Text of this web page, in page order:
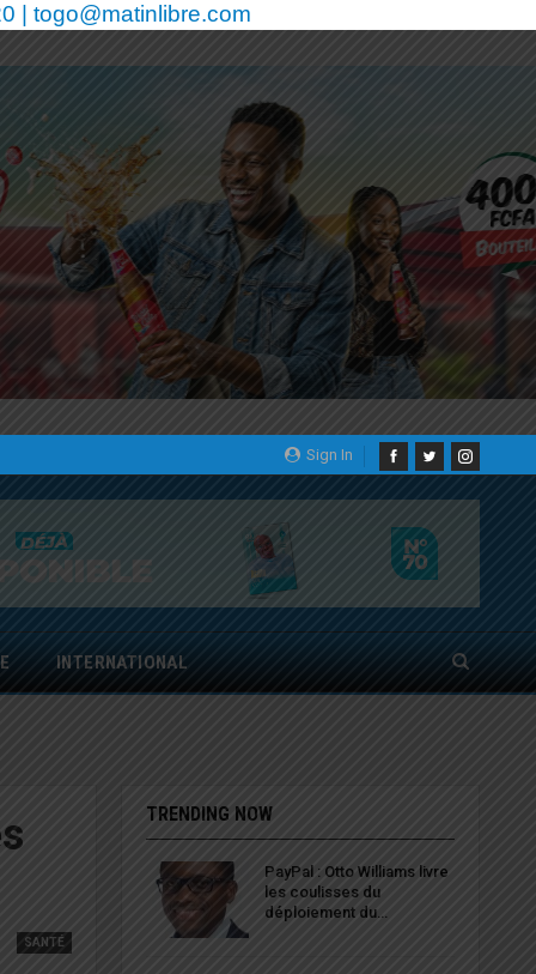
| togo@matinlibre.com
Sign In
INTERNATIONAL
SANTÉ
TRENDING NOW
PayPal : Otto Williams livre
les coulisses du
déploiement du…